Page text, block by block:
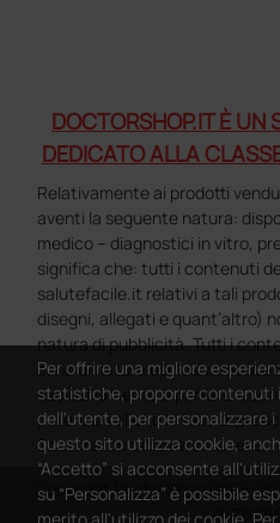
DOCTORSHOP.IT È UN
DEDICATO ALLA
Relativamente ai prodotti
aventi la seguente natura:
medico – diagnostici in vitro,
significa che: tutti i contenuti
salutefacile.it relativi a tali
disegni, allegati e quant’altro)
natura di pubblicità. Tutti i
sono di natura esclusivamente
esclusivamente a portare a
potenziali clienti in fase di
Doctorshop attraverso la rete.
Copyright DoctorShop 2005-
Per offrire una migliore
statistiche, proporre contenuti
dell'utente, per personalizzare
questo sito utilizza cookie,
“Accetto” si acconsente
su “Personalizza” è possibile